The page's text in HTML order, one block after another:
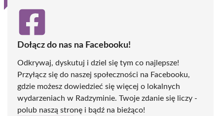
Dołącz do nas na Facebooku!
Odkrywaj, dyskutuj i dziel się tym co najlepsze!
Przyłącz się do naszej społeczności na Facebooku,
gdzie możesz dowiedzieć się więcej o lokalnych
wydarzeniach w Radzyminie. Twoje zdanie się liczy -
polub naszą stronę i bądź na bieżąco!